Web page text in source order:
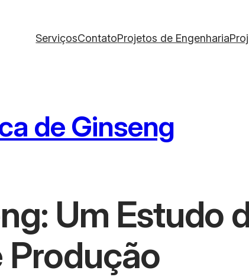
ServiçosContatoProjetos de Engenharia
de Ginseng
Um Estudo
Produção